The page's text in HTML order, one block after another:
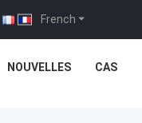
French
NOUVELLES CAS